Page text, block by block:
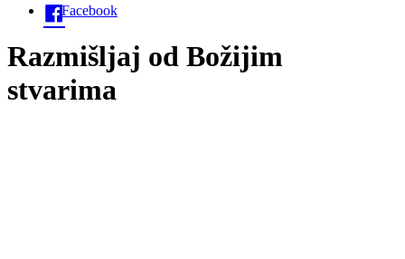
Facebook
Razmišljaj od Božijim
stvarima